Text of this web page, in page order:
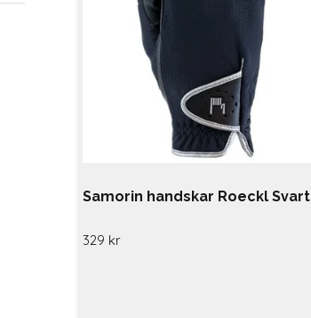
Samorin handskar Roeckl Svart
329 kr